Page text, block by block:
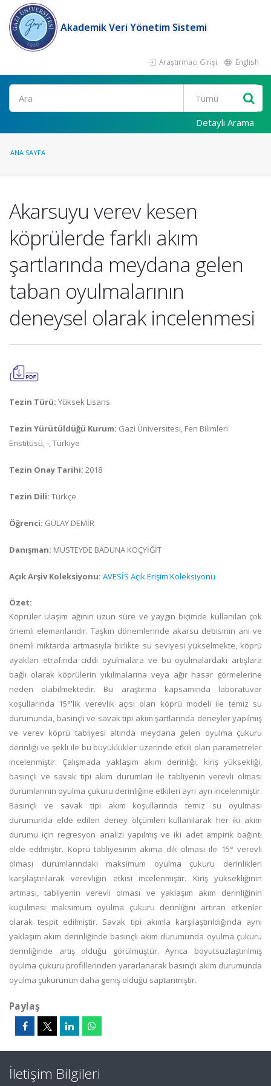
Akademik Veri Yönetim Sistemi
Araştırmacı Girişi English
Ara
Detaylı Arama
ANA SAYFA
Akarsuyu verev kesen
köprülerde farklı akım
şartlarında meydana gelen
taban oyulmalarının
deneysel olarak incelenmesi
Tezin Türü: Yüksek Lisans
Tezin Yürütüldüğü Kurum: Gazi Üniversitesi, Fen Bilimleri
Enstitüsü, -, Türkiye
Tezin Onay Tarihi: 2018
Tezin Dili: Türkçe
Öğrenci: GÜLAY DEMİR
Danışman: MÜSTEYDE BADUNA KOÇYİĞİT
Açık Arşiv Koleksiyonu: AVESİS Açık Erişim Koleksiyonu
Özet:
Köprüler ulaşım ağının uzun süre ve yaygın biçimde kullanılan çok
önemli elemanlarıdır. Taşkın dönemlerinde akarsu debisinin ani ve
önemli miktarda artmasıyla birlikte su seviyesi yükselmekte, köprü
ayakları etrafında ciddi oyulmalara ve bu oyulmalardaki artışlara
bağlı olarak köprülerin yıkılmalarına veya ağır hasar görmelerine
neden olabilmektedir. Bu araştırma kapsamında laboratuvar
koşullarında 15°'lik verevlik açısı olan köprü modeli ile temiz su
durumunda, basınçlı ve savak tipi akım şartlarında deneyler yapılmış
ve verev köprü tabliyesi altında meydana gelen oyulma çukuru
derinliği ve şekli ile bu büyüklükler üzerinde etkili olan parametreler
incelenmiştir. Çalışmada yaklaşım akım derinliği, kiriş yüksekliği,
basınçlı ve savak tipi akım durumları ile tabliyenin verevli olması
durumlarının oyulma çukuru derinliğine etkileri ayrı ayrı incelenmiştir.
Basınçlı ve savak tipi akım koşullarında temiz su oyulması
durumunda elde edilen deney ölçümleri kullanılarak her iki akım
durumu için regresyon analizi yapılmış ve iki adet ampirik bağıntı
elde edilmiştir. Köprü tabliyesinin akıma dik olması ile 15° verevli
olması durumlarındaki maksimum oyulma çukuru derinlikleri
karşılaştırılarak verevliğin etkisi incelenmiştir. Kiriş yüksekliğinin
artması, tabliyenin verevli olması ve yaklaşım akım derinliğinin
küçülmesi maksimum oyulma çukuru derinliğini artıran etkenler
olarak tespit edilmiştir. Savak tipi akımla karşılaştırıldığında aynı
yaklaşım akım derinliğinde basınçlı akım durumunda oyulma çukuru
derinliğinde artış olduğu görülmüştür. Ayrıca boyutsuzlaştırılmış
oyulma çukuru profillerinden yararlanarak basınçlı akım durumunda
oyulma çukurunun daha geniş olduğu saptanmıştır.
Paylaş
İletişim Bilgileri